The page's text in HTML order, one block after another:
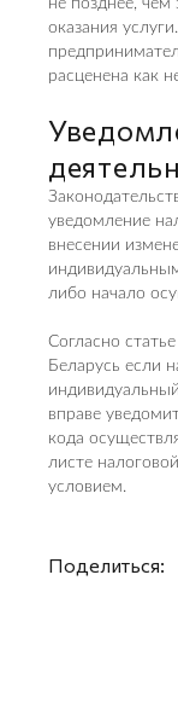
не позднее, чем
оказания
расценена как
уведомление
внесении
либо начало
Согласно
Беларусь если
вправе
кода
листе
условием.
Поделиться: